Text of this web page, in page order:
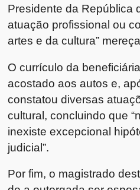
Presidente da República
atuação profissional ou
artes e da cultura”
O currículo da
acostado aos autos e,
constatou diversas
cultural, concluindo que
inexiste excepcional
judicial”.
Por fim, o magistrado